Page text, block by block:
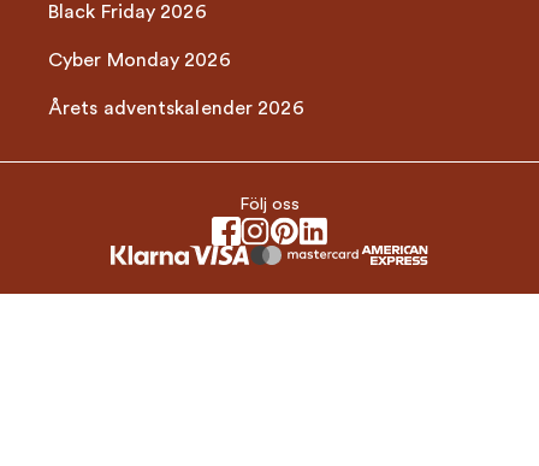
Black Friday 2026
Cyber Monday 2026
Årets adventskalender 2026
Följ oss